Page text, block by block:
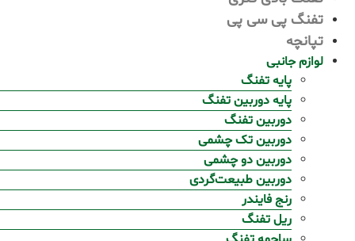
تفنگ پی سی پی
تپانچه
لوازم جانبی
پایه تفنگ
پایه دوربین تفنگ
دوربین تفنگ
دوربین تک چشمی
دوربین دو چشمی
دوربین طبیعت‌گردی
رنج فایندر
ریل تفنگ